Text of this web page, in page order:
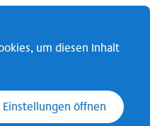
um diesen Inhalt
Einstellungen öffnen